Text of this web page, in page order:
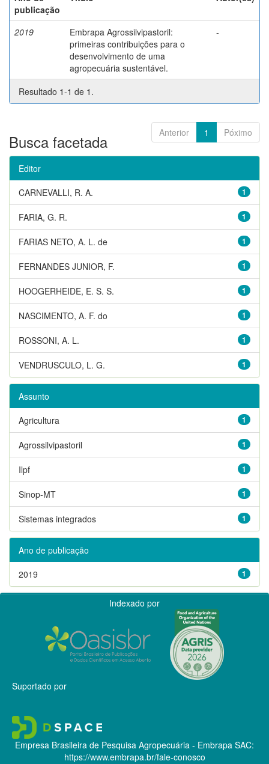
publicação
2019
Embrapa Agrossilvipastoril:
primeiras contribuições para o
desenvolvimento de uma
agropecuária sustentável.
-
Resultado 1-1 de 1.
Anterior 1 Póximo
Busca facetada
Editor
1
CARNEVALLI, R. A.
1
FARIA, G. R.
1
FARIAS NETO, A. L. de
1
FERNANDES JUNIOR, F.
1
HOOGERHEIDE, E. S. S.
1
NASCIMENTO, A. F. do
1
ROSSONI, A. L.
1
VENDRUSCULO, L. G.
Assunto
1
Agricultura
1
Agrossilvipastoril
1
Ilpf
1
Sinop-MT
1
Sistemas integrados
Ano de publicação
1
2019
Indexado por
Suportado por
Empresa Brasileira de Pesquisa Agropecuária - Embrapa SAC:
https://www.embrapa.br/fale-conosco